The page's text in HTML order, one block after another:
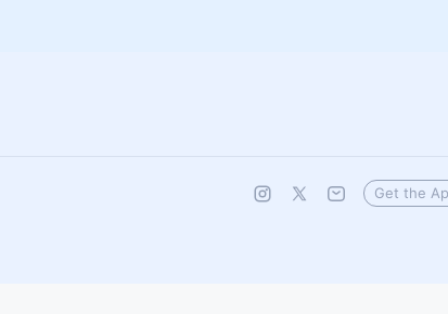
Get the